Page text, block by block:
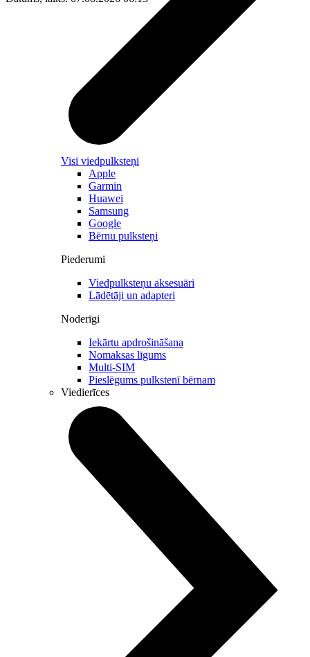
Visi viedpulksteņi
Apple
Garmin
Huawei
Samsung
Google
Bērnu pulksteņi
Piederumi
Viedpulksteņu aksesuāri
Lādētāji un adapteri
Noderīgi
Iekārtu apdrošināšana
Nomaksas līgums
Multi-SIM
Pieslēgums pulkstenī bērnam
Viedierīces